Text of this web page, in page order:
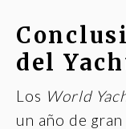
del
Los World
un año de